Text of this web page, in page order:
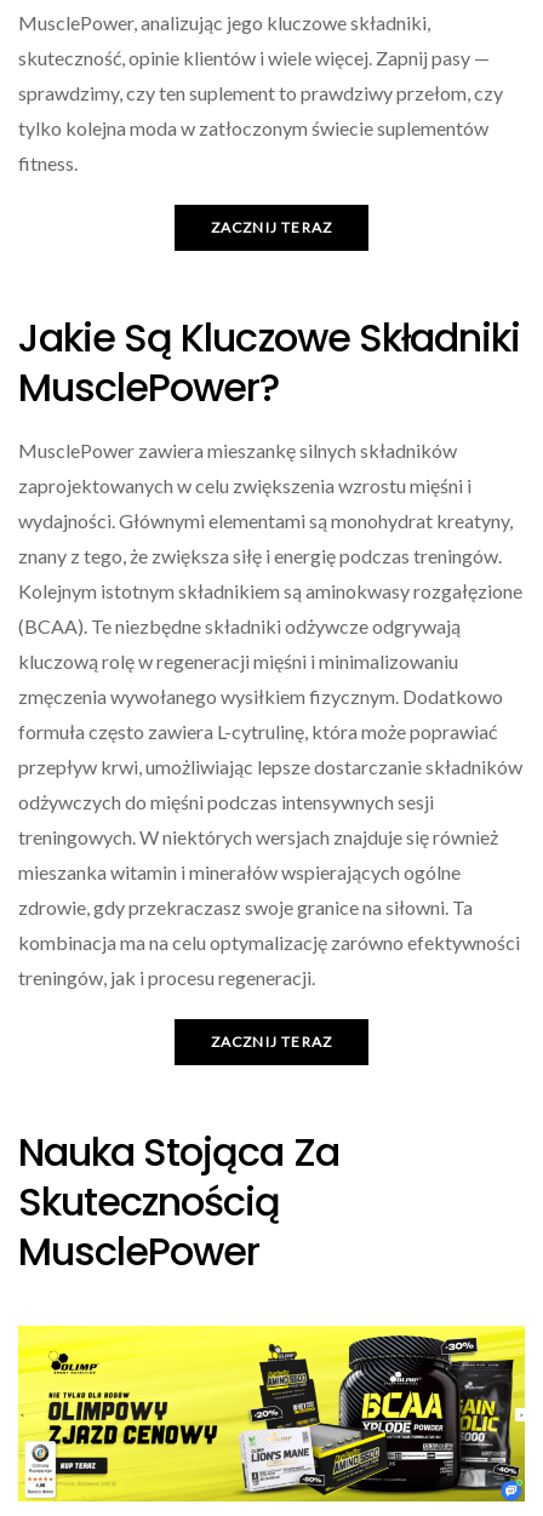
MusclePower, analizując jego kluczowe składniki,
skuteczność, opinie klientów i wiele więcej. Zapnij pasy —
sprawdzimy, czy ten suplement to prawdziwy przełom, czy
tylko kolejna moda w zatłoczonym świecie suplementów
fitness.
ZACZNIJ TERAZ
Jakie Są Kluczowe Składniki
MusclePower?
MusclePower zawiera mieszankę silnych składników
zaprojektowanych w celu zwiększenia wzrostu mięśni i
wydajności. Głównymi elementami są monohydrat kreatyny,
znany z tego, że zwiększa siłę i energię podczas treningów.
Kolejnym istotnym składnikiem są aminokwasy rozgałęzione
(BCAA). Te niezbędne składniki odżywcze odgrywają
kluczową rolę w regeneracji mięśni i minimalizowaniu
zmęczenia wywołanego wysiłkiem fizycznym. Dodatkowo
formuła często zawiera L-cytrulinę, która może poprawiać
przepływ krwi, umożliwiając lepsze dostarczanie składników
odżywczych do mięśni podczas intensywnych sesji
treningowych. W niektórych wersjach znajduje się również
mieszanka witamin i minerałów wspierających ogólne
zdrowie, gdy przekraczasz swoje granice na siłowni. Ta
kombinacja ma na celu optymalizację zarówno efektywności
treningów, jak i procesu regeneracji.
ZACZNIJ TERAZ
Nauka Stojąca Za
Skutecznością
MusclePower